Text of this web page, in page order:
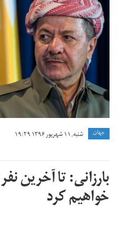
جهان شنبه, ۱۱ شهریور ۱۳۹۶ ۱۹:۲۹
بارزانی: تا آخرین
خواهیم کرد